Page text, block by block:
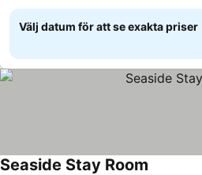
Välj datum för att se exakta priser
Seaside Stay Room